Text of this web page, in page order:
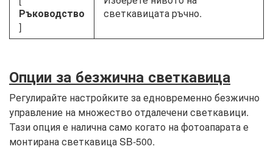
Ръководство
]
светкавицата ръчно.
Опции за безжична светкавица
Регулирайте настройките за едновременно безжично
управление на множество отдалечени светкавици.
Тази опция е налична само когато на фотоапарата е
монтирана светкавица SB-500.